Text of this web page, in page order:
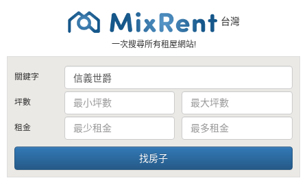
台灣
一次搜尋所有租屋網站!
關鍵字
坪數
租金